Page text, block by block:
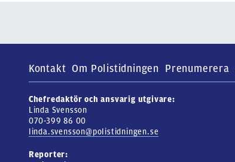
Kontakt Om Polistidningen Prenumerera
Chefredaktör och ansvarig utgivare:
Linda Svensson
070-399 86 00
linda.svensson@polistidningen.se
Reporter: